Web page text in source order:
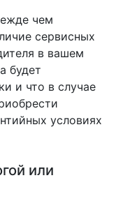
чем
сервисных
в вашем
будет
и что в случае
условиях
или